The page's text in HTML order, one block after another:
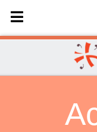
Sélectionnez votre